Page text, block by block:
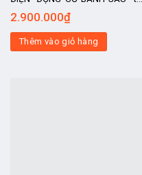
độ 30-35km/h, kit chế xe điện, xe
chế, động cơ
2.900.000₫
Thêm vào giỏ hàng